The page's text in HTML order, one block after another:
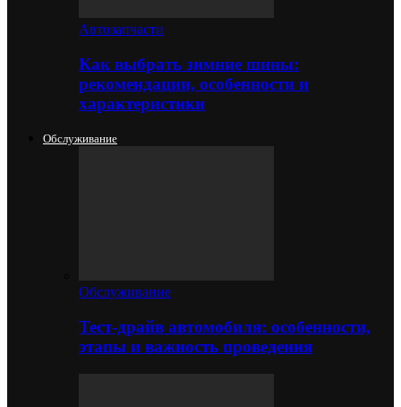
Автозапчасти
Как выбрать зимние шины:
рекомендации, особенности и
характеристики
Обслуживание
Обслуживание
Тест-драйв автомобиля: особенности,
этапы и важность проведения